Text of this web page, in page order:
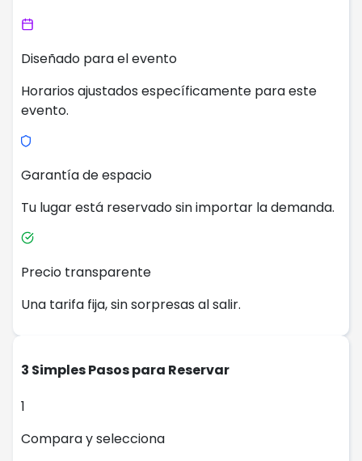
Diseñado para el evento
Horarios ajustados específicamente para este
evento.
Garantía de espacio
Tu lugar está reservado sin importar la demanda.
Precio transparente
Una tarifa fija, sin sorpresas al salir.
3 Simples Pasos para Reservar
1
Compara y selecciona